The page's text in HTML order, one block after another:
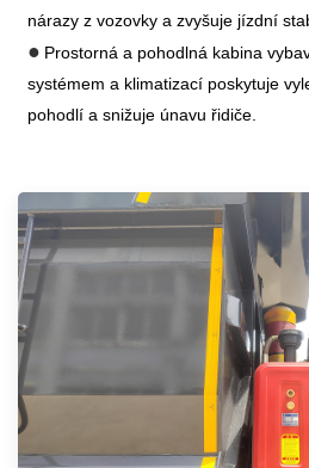
nárazy z vozovky a zvyšuje jízdní
● Prostorná a pohodlná kabina
systémem a klimatizací poskytuje
pohodlí a snižuje únavu řidiče.